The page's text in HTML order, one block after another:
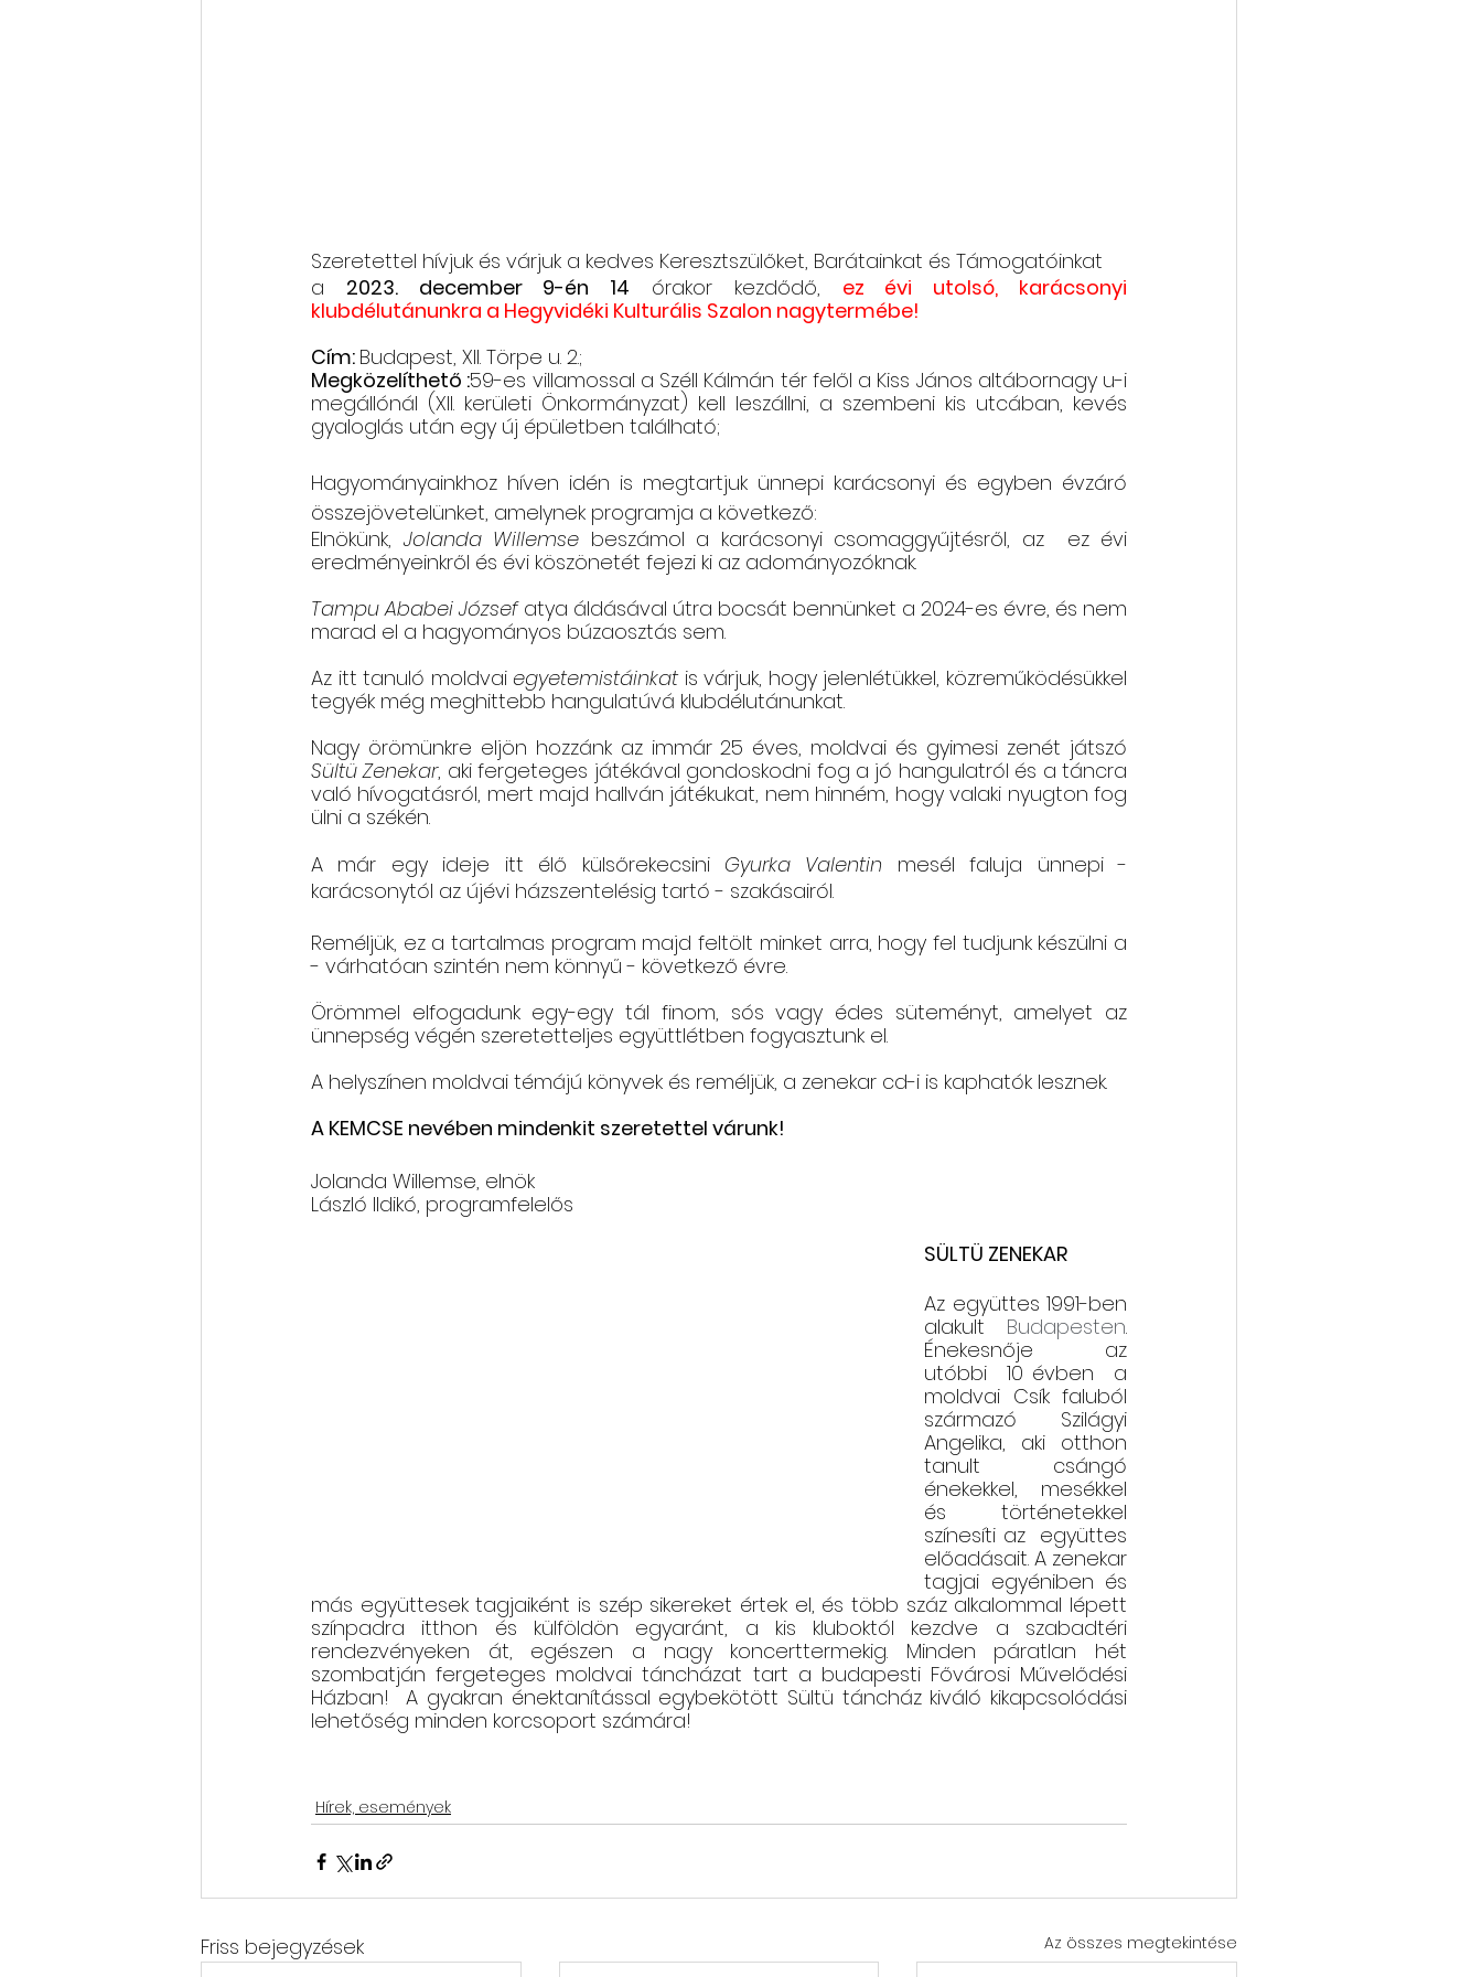
Szeretettel hívjuk és várjuk a kedves Keresztszülőket, Barátainkat és Támogatóinkat
a 2023. december 9-én 14 órakor kezdődő, ez évi utolsó, karácsonyi
klubdélutánunkra a Hegyvidéki Kulturális Szalon nagytermébe!
Cím: Budapest, XII. Törpe u. 2.;
Megközelíthető :59-es villamossal a Széll Kálmán tér felől a Kiss János altábornagy u-i
megállónál (XII. kerületi Önkormányzat) kell leszállni, a szembeni kis utcában, kevés
gyaloglás után egy új épületben található;
Hagyományainkhoz híven idén is megtartjuk ünnepi karácsonyi és egyben évzáró
összejövetelünket, amelynek programja a következő:
Elnökünk, Jolanda Willemse beszámol a karácsonyi csomaggyűjtésről, az  ez évi
eredményeinkről és évi köszönetét fejezi ki az adományozóknak.
Tampu Ababei József atya áldásával útra bocsát bennünket a 2024-es évre, és nem
marad el a hagyományos búzaosztás sem.
Az itt tanuló moldvai egyetemistáinkat is várjuk, hogy jelenlétükkel, közreműködésükkel
tegyék még meghittebb hangulatúvá klubdélutánunkat.
Sültü Zenekar, aki fergeteges játékával gondoskodni fog a jó hangulatról és a táncra
való hívogatásról, mert majd hallván játékukat, nem hinném, hogy valaki nyugton fog
ülni a székén.
A már egy ideje itt élő külsőrekecsini Gyurka Valentin mesél faluja ünnepi -
karácsonytól az újévi házszentelésig tartó - szakásairól.
Reméljük, ez a tartalmas program majd feltölt minket arra, hogy fel tudjunk készülni a
- várhatóan szintén nem könnyű - következő évre.
Örömmel elfogadunk egy-egy tál finom, sós vagy édes süteményt, amelyet az
ünnepség végén szeretetteljes együttlétben fogyasztunk el.
A helyszínen moldvai témájú könyvek és reméljük, a zenekar cd-i is kaphatók lesznek.
A KEMCSE nevében mindenkit szeretettel várunk!
Jolanda Willemse, elnök
László Ildikó, programfelelős
SÜLTÜ ZENEKAR
Az együttes 1991-ben
alakult Budapesten.
Énekesnője az
utóbbi  10 évben  a
moldvai Csík faluból
származó Szilágyi
Angelika, aki otthon
tanult csángó
énekekkel, mesékkel
és történetekkel
színesíti az  együttes
előadásait. A zenekar
tagjai egyéniben és
más együttesek tagjaiként is szép sikereket értek el, és több száz alkalommal lépett
színpadra itthon és külföldön egyaránt, a kis kluboktól kezdve a szabadtéri
rendezvényeken át, egészen a nagy koncerttermekig. Minden páratlan hét
szombatján fergeteges moldvai táncházat tart a budapesti Fővárosi Művelődési
Házban!  A gyakran énektanítással egybekötött Sültü táncház kiváló kikapcsolódási
lehetőség minden korcsoport számára!
Hírek, események
Friss bejegyzések Az összes megtekintése